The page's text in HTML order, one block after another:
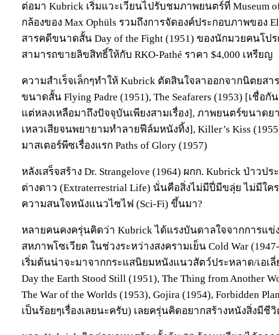
ต่อมา Kubrick เริ่มแวะเวียนไปรับชมภาพยนตร์ที่ Museum
กล้องของ Max Ophüls รวมถึงการจัดองค์ประกอบภาพของ
สารคดีขนาดสั้น Day of the Fight (1951) ของนักมวยคนโป
สามารถขายลิขสิทธิ์ให้กับ RKO-Pathé ราคา $4,000 เหรียญ
ความสำเร็จเล็กๆทำให้ Kubrick ตัดสินใจลาออกจากนิตยสา
ขนาดสั้น Flying Padre (1951), The Seafarers (1953) [เชื่
แต่หลงเหลือมาถึงปัจจุบันเพียงสามเรื่อง], ภาพยนตร์ขนาดยา
เหลวเสียจนพยายามทำลายฟีล์มหนังทิ้ง], Killer’s Kiss
มาสเตอร์พีซเรื่องแรก Paths of Glory (1957)
หลังเสร็จสร้าง Dr. Strangelove (1964) ผกก. Kubrick ป่าว
ต่างดาว (Extraterrestrial Life) นั่นคือสิ่งไม่มีปี่มีขลุ่ย ไม่มีใค
ความสนใจหนังแนวไซไฟ (Sci-Fi) ขึ้นมา?
หลายคนคงครุ่นคิดว่า Kubrick ได้แรงบันดาลใจจากการแข่
สหภาพโซเวียต ในช่วงระหว่างสงครามเย็น Cold War
เริ่มต้นน่าจะมาจากกระแสนิยมหนังแนวสัตว์ประหลาด/เอเลี่
Day the Earth Stood Still (1951), The Thing from Another
The War of the Worlds (1953), Gojira (1954), Forbidden
เป็นร้อยๆเรื่องเลยนะครับ) เลยครุ่นคิดอยากสร้างหนังสิ่งมี